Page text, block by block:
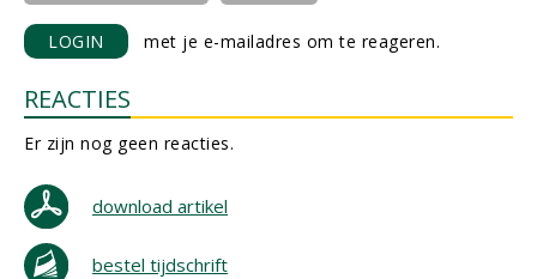
LOGIN met je e-mailadres om te reageren.
REACTIES
Er zijn nog geen reacties.
download artikel
bestel tijdschrift